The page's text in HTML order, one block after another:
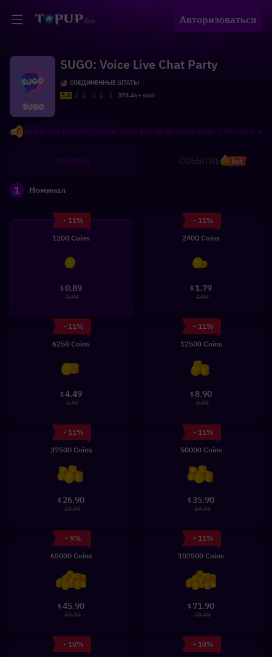
Авторизоваться
SUGO: Voice Live Chat Party
СОЕДИНЕННЫЕ ШТАТЫ
5.0
378.4k+ sold
friend to get 10% off Coupon, Up to $10 off discount; invite 2 friends to
КУПИТЬ hot
1 Номинал
- 11%
1200 Coins
$0.89
0.99
- 11%
2400 Coins
$ 1.79
1.99
- 11%
6250 Coins
$4.49
4.99
- 11%
12500 Coins
$ 8.90
9.99
- 11%
37500 Coins
$ 26.90
29.99
- 11%
50000 Coins
$35.90
39.99
- 9%
65000 Coins
$45.90
49.99
- 11%
102500 Coins
$ 71.90
79.99
- 10%
- 10%